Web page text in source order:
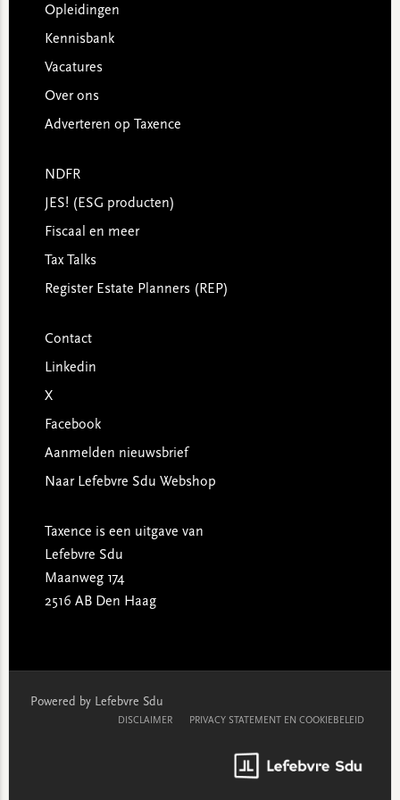
Opleidingen
Kennisbank
Vacatures
Over ons
Adverteren op Taxence
NDFR
JES! (ESG producten)
Fiscaal en meer
Tax Talks
Register Estate Planners (REP)
Contact
Linkedin
X
Facebook
Aanmelden nieuwsbrief
Naar Lefebvre Sdu Webshop
Taxence is een uitgave van
Lefebvre Sdu
Maanweg 174
2516 AB Den Haag
Powered by Lefebvre Sdu
DISCLAIMER PRIVACY STATEMENT EN COOKIEBELEID